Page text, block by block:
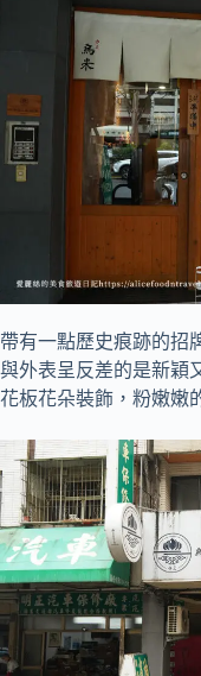
帶有一點歷史痕跡的招
與外表呈反差的是新穎
花板花朵裝飾，粉嫩嫩